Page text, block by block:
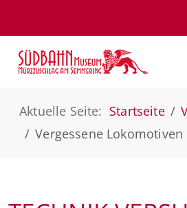
Aktuelle Seite: Startseite
Vergessene Lokomotiven